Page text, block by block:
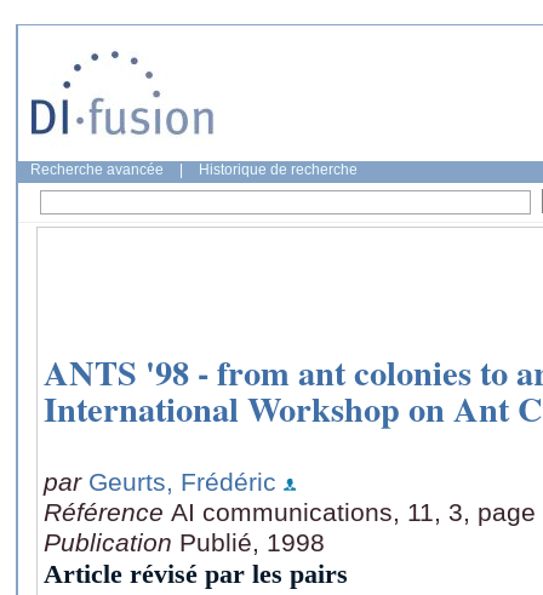
Recherche avancée Historique de recherche
ANTS '98 - from ant colonies to
International Workshop on Ant
par Geurts, Frédéric
Référence AI communications, 11, 3, page
Publication Publié, 1998
Article révisé par les pairs